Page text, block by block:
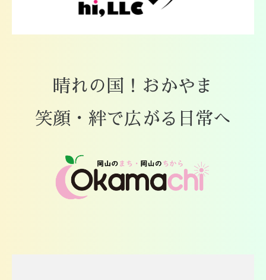
晴れの国！おかやま
笑顔・絆で広がる日常へ